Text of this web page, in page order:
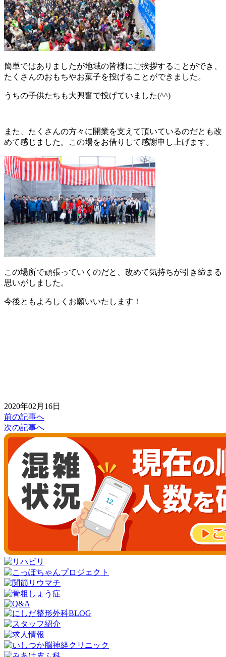
簡単ではありましたが地域の皆様にご挨拶することができ、
たくさんのおもちやお菓子を投げることができました。
うちの子供たちも大興奮で投げていました(^^)
また、たくさんの方々に開業を支えて頂いているのだとも改
めて感じました。この場をお借りして感謝申し上げます。
この場所で頑張っていくのだと、改めて気持ちが引き締まる
思いがしました。
今後ともよろしくお願いいたします！
2020年02月16日
前の記事へ
次の記事へ